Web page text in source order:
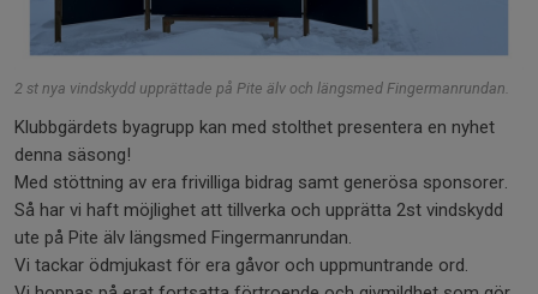
2 st nya vindskydd upprättade på Pite älv och längsmed Fingermanrundan.
Klubbgärdets byagrupp kan med stolthet presentera en nyhet
denna säsong!
Med stöttning av era frivilliga bidrag samt generösa sponsorer.
Så har vi haft möjlighet att tillverka och upprätta 2st vindskydd
ute på Pite älv längsmed Fingermanrundan.
Vi tackar ödmjukast för era gåvor och uppmuntrande ord.